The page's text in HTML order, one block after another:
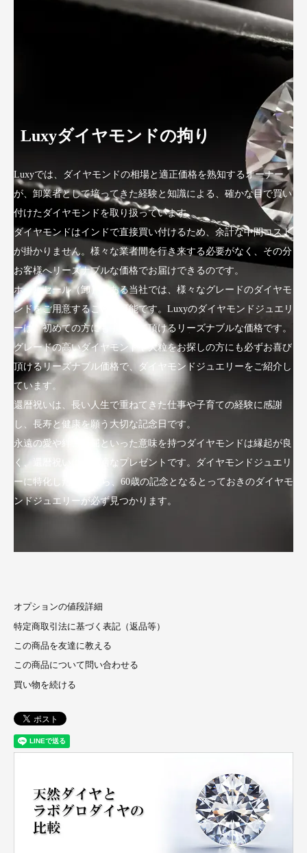
Luxyダイヤモンドの拘り
Luxyでは、ダイヤモンドの相場と適正価格を熟知するオーナー
が、卸業者として培ってきた経験と知識による、確かな目で買い
付けたダイヤモンドを取り扱っています。
ダイヤモンドはインドで直接買い付けるため、余計な中間コスト
が掛かりません。様々な業者間を行き来する必要がなく、その分
お客様へリーズナブルな価格でお届けできるのです。
ホールセール（卸）である当社では、様々なグレードのダイヤモ
ンドをご用意することが可能です。Luxyのダイヤモンドジュエリ
ーは、初めての方にも手にして頂けるリーズナブルな価格です。
グレードの高いダイヤモンドや大粒をお探しの方にも必ずお喜び
頂けるリーズナブル価格で、ダイヤモンドジュエリーをご紹介し
ています。
還暦祝いは、長い人生で重ねてきた仕事や子育ての経験に感謝
し、長寿と健康を願う大切な記念日です。
永遠の愛や絆、不屈といった意味を持つダイヤモンドは縁起が良
く、還暦祝いにも最適なプレゼントです。ダイヤモンドジュエリ
ーに特化したLuxyなら、60歳の記念となるとっておきのダイヤモ
ンドジュエリーが必ず見つかります。
オプションの値段詳細
特定商取引法に基づく表記（返品等）
この商品を友達に教える
この商品について問い合わせる
買い物を続ける